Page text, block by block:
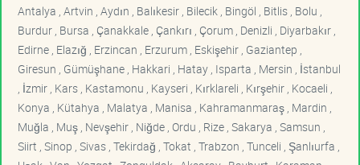
Antalya , Artvin , Aydın , Balıkesir , Bilecik , Bingöl , Bitlis , Bolu ,
Burdur , Bursa , Çanakkale , Çankırı , Çorum , Denizli , Diyarbakır ,
Edirne , Elazığ , Erzincan , Erzurum , Eskişehir , Gaziantep ,
Giresun , Gümüşhane , Hakkari , Hatay , Isparta , Mersin , İstanbul
, İzmir , Kars , Kastamonu , Kayseri , Kırklareli , Kırşehir , Kocaeli ,
Konya , Kütahya , Malatya , Manisa , Kahramanmaraş , Mardin ,
Muğla , Muş , Nevşehir , Niğde , Ordu , Rize , Sakarya , Samsun ,
Siirt , Sinop , Sivas , Tekirdağ , Tokat , Trabzon , Tunceli , Şanlıurfa ,